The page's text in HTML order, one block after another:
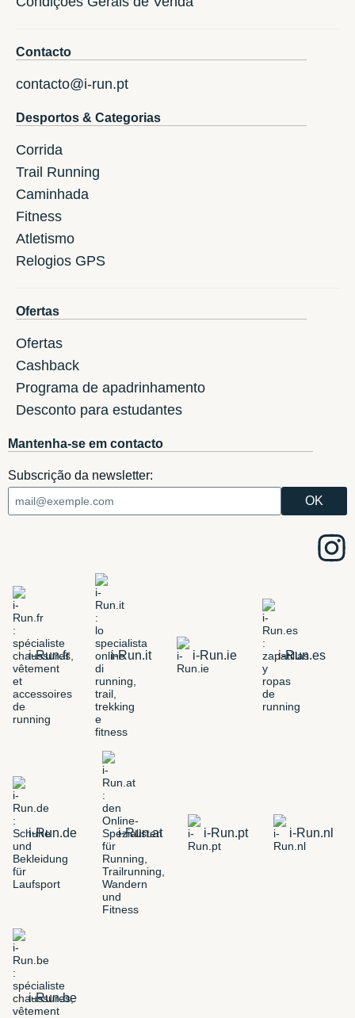
Contacto
contacto@i-run.pt
Desportos & Categorias
Corrida
Trail Running
Caminhada
Fitness
Atletismo
Relogios GPS
Ofertas
Ofertas
Cashback
Programa de apadrinhamento
Desconto para estudantes
Mantenha-se em contacto
Subscrição da newsletter:
i-Run.fr i-Run.it i-Run.ie i-Run.es
i-Run.de i-Run.at i-Run.pt i-Run.nl
i-Run.be